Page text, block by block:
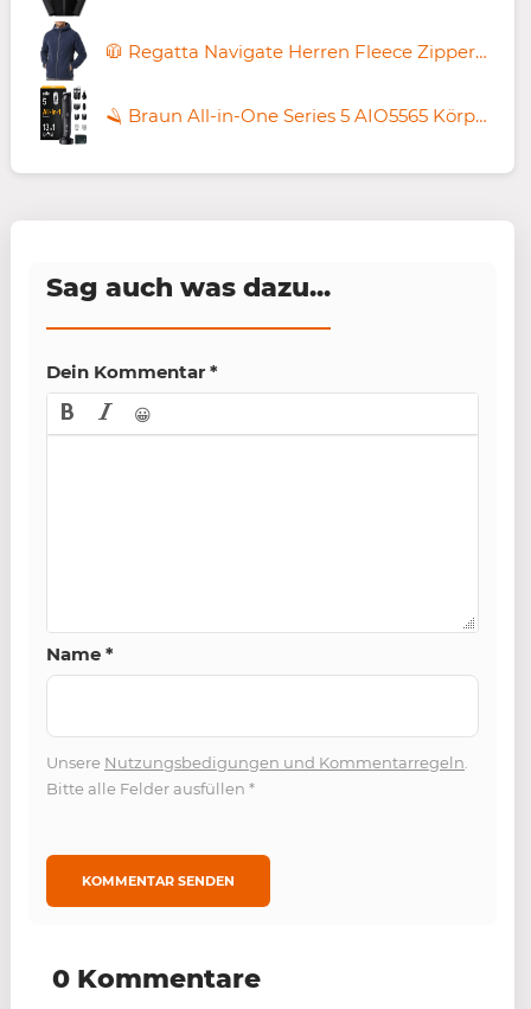
🧥 Regatta Navigate Herren Fleece Zipper Jacke für 15,98€ (statt 35€)
🪒 Braun All-in-One Series 5 AIO5565 Körper Haarschneidemaschine für 49,99€ 💥 (statt 82€)
Sag auch was dazu...
Dein Kommentar *
😀
Name *
Unsere Nutzungsbedigungen und Kommentarregeln.
Bitte alle Felder ausfüllen *
0 Kommentare